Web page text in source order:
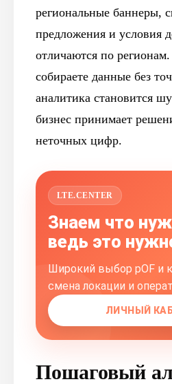
региональные баннеры,
предложения и условия
отличаются по
собираете данные без
аналитика становится
бизнес принимает
неточных цифр.
LTE.CENTER
Знаем что
ведь это
Широкий выбор pOF и
смена локации и
ЛИЧНЫЙ
Пошаговый